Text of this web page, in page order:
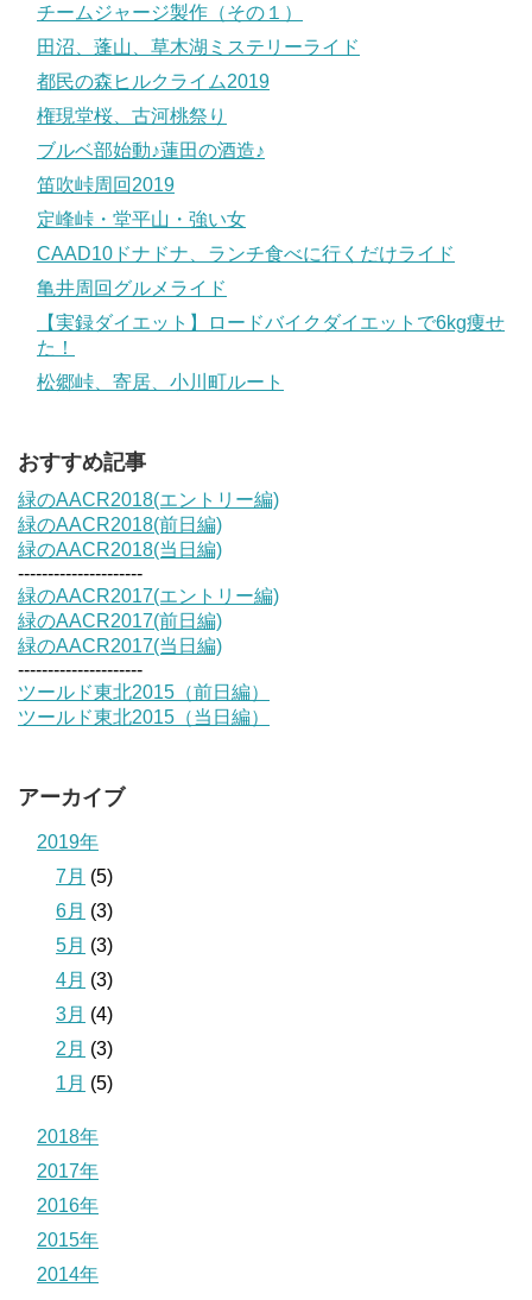
チームジャージ製作（その１）
田沼、蓬山、草木湖ミステリーライド
都民の森ヒルクライム2019
権現堂桜、古河桃祭り
ブルベ部始動♪蓮田の酒造♪
笛吹峠周回2019
定峰峠・堂平山・強い女
CAAD10ドナドナ、ランチ食べに行くだけライド
亀井周回グルメライド
【実録ダイエット】ロードバイクダイエットで6kg痩せ
た！
松郷峠、寄居、小川町ルート
おすすめ記事
緑のAACR2018(エントリー編)
緑のAACR2018(前日編)
緑のAACR2018(当日編)
---------------------
緑のAACR2017(エントリー編)
緑のAACR2017(前日編)
緑のAACR2017(当日編)
---------------------
ツールド東北2015（前日編）
ツールド東北2015（当日編）
アーカイブ
2019年
7月 (5)
6月 (3)
5月 (3)
4月 (3)
3月 (4)
2月 (3)
1月 (5)
2018年
2017年
2016年
2015年
2014年